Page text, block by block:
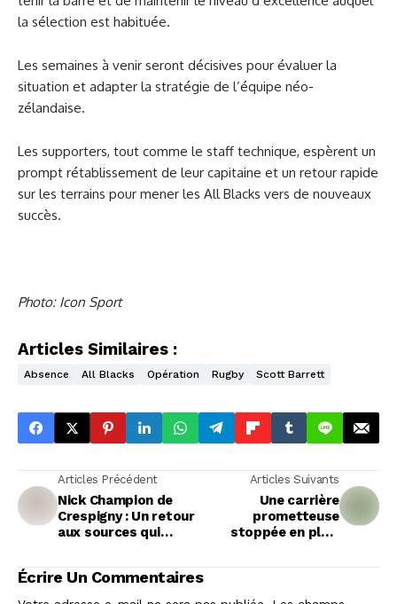
la sélection est habituée.
Les semaines à venir seront décisives pour évaluer la
situation et adapter la stratégie de l’équipe néo-
zélandaise.
Les supporters, tout comme le staff technique, espèrent un
prompt rétablissement de leur capitaine et un retour rapide
sur les terrains pour mener les All Blacks vers de nouveaux
succès.
Photo: Icon Sport
Articles Similaires :
Absence All Blacks Opération Rugby Scott Barrett
Articles Précédent
Nick Champion de
Crespigny : Un retour
aux sources qui
Articles Suivants
Une carrière
prometteuse
stoppée en plein
Écrire Un Commentaires